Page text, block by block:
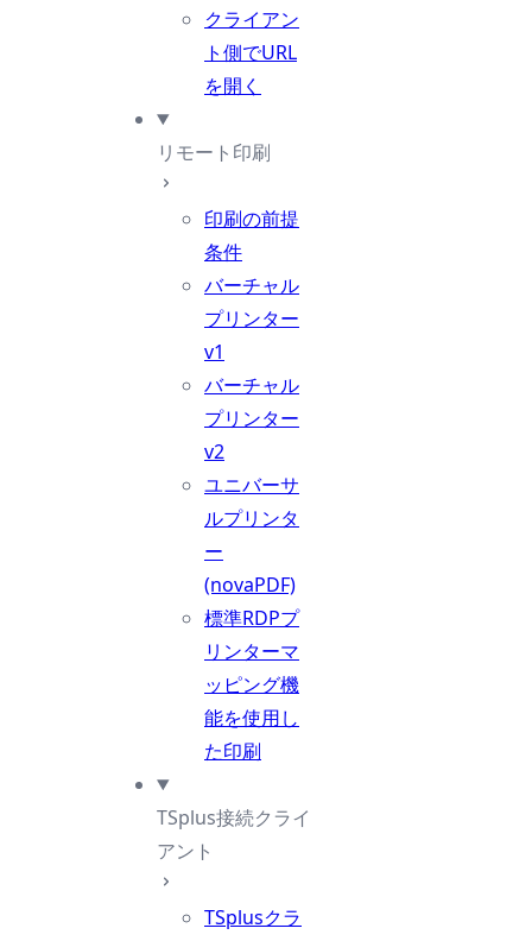
クライアン
ト側でURL
を開く
リモート印刷
印刷の前提
条件
バーチャル
プリンター
v1
バーチャル
プリンター
v2
ユニバーサ
ルプリンタ
ー
(novaPDF)
標準RDPプ
リンターマ
ッピング機
能を使用し
た印刷
TSplus接続クライ
アント
TSplusクラ